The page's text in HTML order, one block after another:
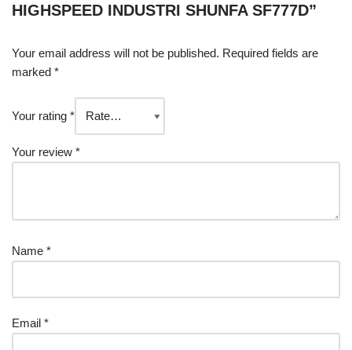
HIGHSPEED INDUSTRI SHUNFA SF777D”
Your email address will not be published. Required fields are
marked *
Your rating *
Your review *
Name *
Email *